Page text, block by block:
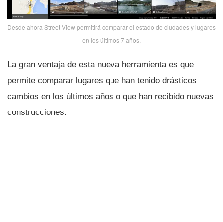
Desde ahora Street View permitirá comparar el estado de ciudades y lugares
en los últimos 7 años.
La gran ventaja de esta nueva herramienta es que
permite comparar lugares que han tenido drásticos
cambios en los últimos años o que han recibido nuevas
construcciones.